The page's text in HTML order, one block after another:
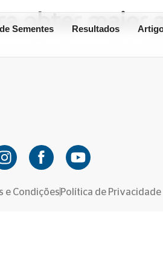
Sementes Resultados
obter maior
e Condições Política de Privacidade